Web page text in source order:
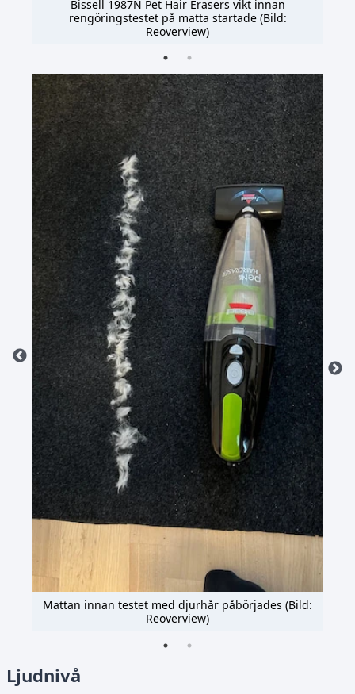
Bissell 1987N Pet Hair Erasers vikt innan
rengöringstestet på matta startade (Bild:
Reoverview)
Mattan innan testet med djurhår påbörjades (Bild:
Reoverview)
Ljudnivå